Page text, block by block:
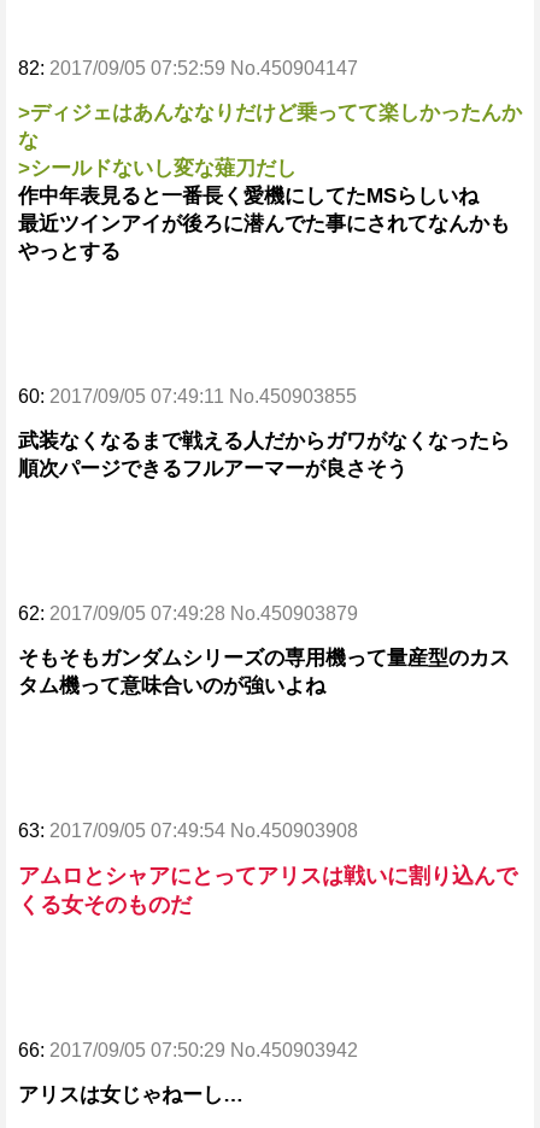
82: 2017/09/05 07:52:59 No.450904147
>ディジェはあんななりだけど乗ってて楽しかったんか
な
>シールドないし変な薙刀だし
作中年表見ると一番長く愛機にしてたMSらしいね
最近ツインアイが後ろに潜んでた事にされてなんかも
やっとする
60: 2017/09/05 07:49:11 No.450903855
武装なくなるまで戦える人だからガワがなくなったら
順次パージできるフルアーマーが良さそう
62: 2017/09/05 07:49:28 No.450903879
そもそもガンダムシリーズの専用機って量産型のカス
タム機って意味合いのが強いよね
63: 2017/09/05 07:49:54 No.450903908
アムロとシャアにとってアリスは戦いに割り込んで
くる女そのものだ
66: 2017/09/05 07:50:29 No.450903942
アリスは女じゃねーし…